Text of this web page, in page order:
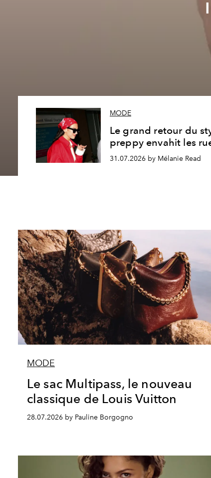
MODE
Le grand retour du
preppy envahit les
31.07.2026 by Mélanie Read
MODE
Le sac Multipass, le nouveau
classique de Louis Vuitton
28.07.2026 by Pauline Borgogno